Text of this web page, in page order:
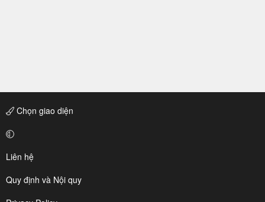
Chọn giao diện
Liên hệ
Quy định và Nội quy